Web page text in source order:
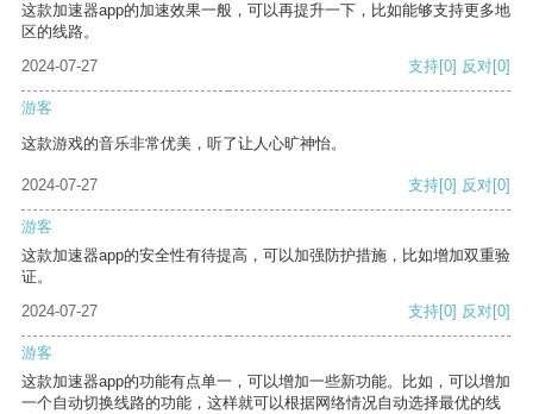
这款加速器app的加速效果一般，可以再提升一下，比如能够支持更多地
区的线路。
2024-07-27
支持[0] 反对[0]
游客
这款游戏的音乐非常优美，听了让人心旷神怡。
2024-07-27 支持[0] 反对[0]
游客
这款加速器app的安全性有待提高，可以加强防护措施，比如增加双重验
证。
2024-07-27
支持[0] 反对[0]
游客
这款加速器app的功能有点单一，可以增加一些新功能。比如，可以增加
一个自动切换线路的功能，这样就可以根据网络情况自动选择最优的线